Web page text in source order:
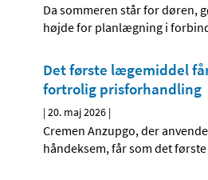
Da sommeren står for døren,
højde for planlægning i
Det første lægemiddel
fortrolig prisforhandling
|20. maj 2026 |
Cremen Anzupgo, der
håndeksem, får som det